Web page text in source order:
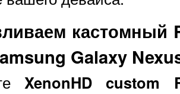
кастомный
Galaxy
XenonHD custom